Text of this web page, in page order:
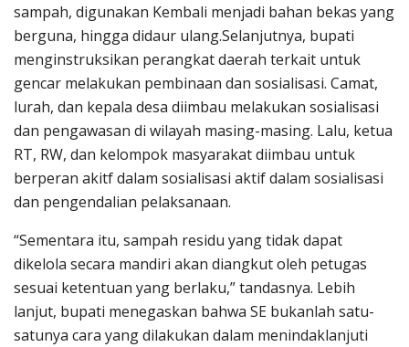
sampah, digunakan Kembali menjadi bahan bekas yang
berguna, hingga didaur ulang.Selanjutnya, bupati
menginstruksikan perangkat daerah terkait untuk
gencar melakukan pembinaan dan sosialisasi. Camat,
lurah, dan kepala desa diimbau melakukan sosialisasi
dan pengawasan di wilayah masing-masing. Lalu, ketua
RT, RW, dan kelompok masyarakat diimbau untuk
berperan akitf dalam sosialisasi aktif dalam sosialisasi
dan pengendalian pelaksanaan.
“Sementara itu, sampah residu yang tidak dapat
dikelola secara mandiri akan diangkut oleh petugas
sesuai ketentuan yang berlaku,” tandasnya. Lebih
lanjut, bupati menegaskan bahwa SE bukanlah satu-
satunya cara yang dilakukan dalam menindaklanjuti